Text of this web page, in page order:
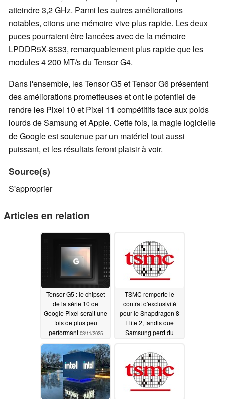
atteindre 3,2 GHz. Parmi les autres améliorations
notables, citons une mémoire vive plus rapide. Les deux
puces pourraient être lancées avec de la mémoire
LPDDR5X-8533, remarquablement plus rapide que les
modules 4 200 MT/s du Tensor G4.
Dans l'ensemble, les Tensor G5 et Tensor G6 présentent
des améliorations prometteuses et ont le potentiel de
rendre les Pixel 10 et Pixel 11 compétitifs face aux poids
lourds de Samsung et Apple. Cette fois, la magie logicielle
de Google est soutenue par un matériel tout aussi
puissant, et les résultats feront plaisir à voir.
Source(s)
S'approprier
Articles en relation
Tensor G5 : le chipset
de la série 10 de
Google Pixel serait une
fois de plus peu
performant 03/11/2025
TSMC remporte le
contrat d'exclusivité
pour le Snapdragon 8
Elite 2, tandis que
Samsung perd du